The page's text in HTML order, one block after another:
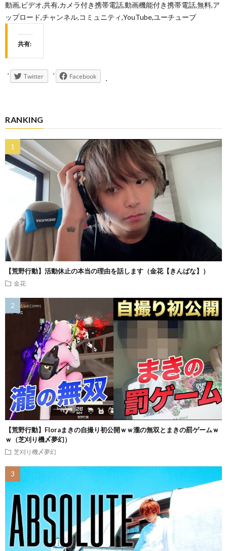
動画,ビデオ,共有,カメラ付き携帯電話,動画機能付き携帯電話,無料,ア
ップロード,チャンネル,コミュニティ,YouTube,ユーチューブ
共有:
Twitter Facebook
RANKING
【荒野行動】活動休止の本当の理由を話します（金花【きんばな】）
金花
【荒野行動】Floraまきの自撮り初公開ｗｗ瀧の無双とまきの罰ゲームｗ
ｗ（芝刈り機〆夢幻）
芝刈り機〆夢幻